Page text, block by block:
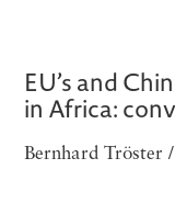
EU’s and
in Africa:
Bernhard Tröster